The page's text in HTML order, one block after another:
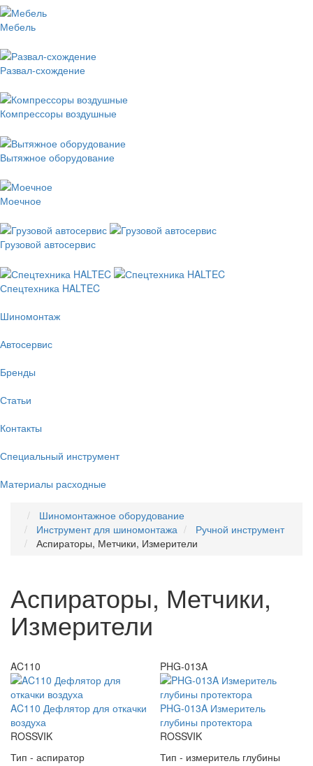
Мебель
Развал-схождение
Компрессоры воздушные
Вытяжное оборудование
Моечное
Грузовой автосервис
Спецтехника HALTEC
Шиномонтаж
Автосервис
Бренды
Статьи
Контакты
Специальный инструмент
Материалы расходные
Шиномонтажное оборудование
Инструмент для шиномонтажа
Ручной инструмент
Аспираторы, Метчики, Измерители
Аспираторы, Метчики,
Измерители
AC110
AC110 Дефлятор для откачки
воздуха
ROSSVIK
Тип - аспиратор
PHG-013A
PHG-013A Измеритель
глубины протектора
ROSSVIK
Тип - измеритель глубины